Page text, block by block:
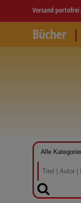
Versand portofrei
Bücher